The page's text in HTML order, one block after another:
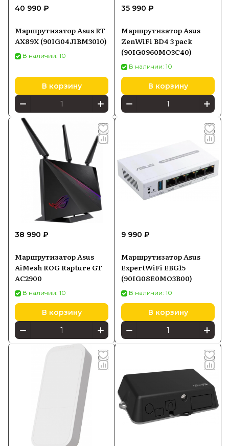
40 990 ₽
Маршрутизатор Asus RT
AX89X (90IG04J1BM3010)
В наличии: 10
В корзину
35 990 ₽
Маршрутизатор Asus
ZenWiFi BD4 3 pack
(90IG0960MO3C40)
В наличии: 10
В корзину
38 990 ₽
Маршрутизатор Asus
AiMesh ROG Rapture GT
AC2900
В наличии: 10
В корзину
9 990 ₽
Маршрутизатор Asus
ExpertWiFi EBG15
(90IG08E0MO3B00)
В наличии: 10
В корзину